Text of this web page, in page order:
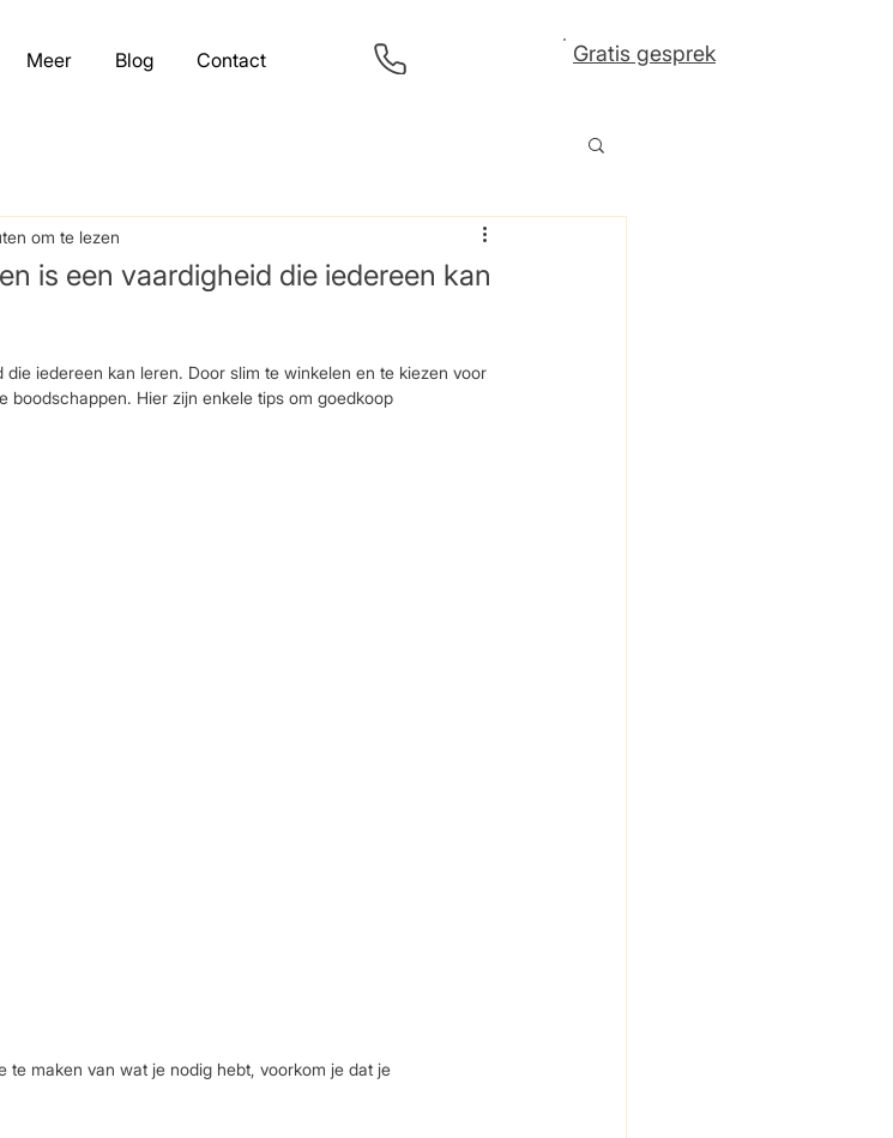
Meer Blog Contact Gratis gesprek
is een vaardigheid die iedereen kan
om te lezen
iedereen kan leren. Door slim te winkelen en te kiezen voor
boodschappen. Hier zijn enkele tips om goedkoop
te maken van wat je nodig hebt, voorkom je dat je